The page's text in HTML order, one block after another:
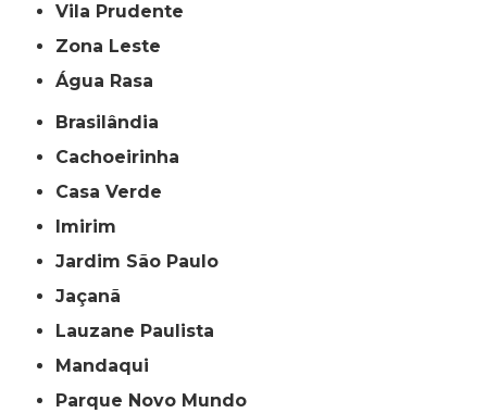
Vila Prudente
Zona Leste
Água Rasa
Brasilândia
Cachoeirinha
Casa Verde
Imirim
Jardim São Paulo
Jaçanã
Lauzane Paulista
Mandaqui
Parque Novo Mundo